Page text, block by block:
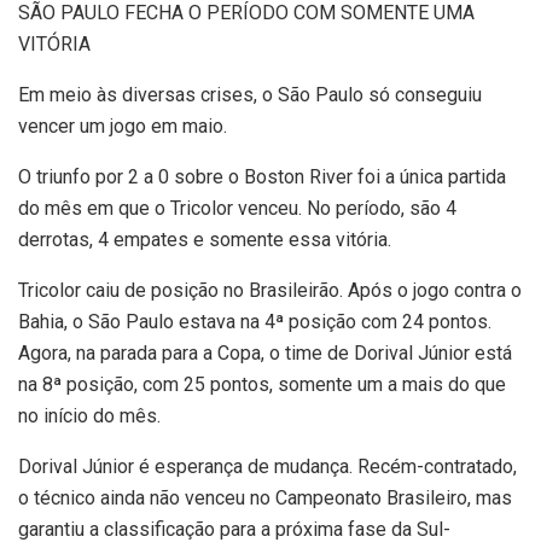
SÃO PAULO FECHA O PERÍODO COM SOMENTE UMA
VITÓRIA
Em meio às diversas crises, o São Paulo só conseguiu
vencer um jogo em maio.
O triunfo por 2 a 0 sobre o Boston River foi a única partida
do mês em que o Tricolor venceu. No período, são 4
derrotas, 4 empates e somente essa vitória.
Tricolor caiu de posição no Brasileirão. Após o jogo contra o
Bahia, o São Paulo estava na 4ª posição com 24 pontos.
Agora, na parada para a Copa, o time de Dorival Júnior está
na 8ª posição, com 25 pontos, somente um a mais do que
no início do mês.
Dorival Júnior é esperança de mudança. Recém-contratado,
o técnico ainda não venceu no Campeonato Brasileiro, mas
garantiu a classificação para a próxima fase da Sul-